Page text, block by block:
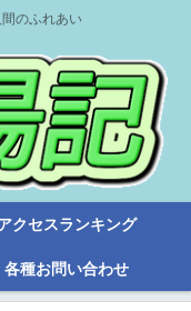
のふれあい
クセスランキング
各種お問い合わせ